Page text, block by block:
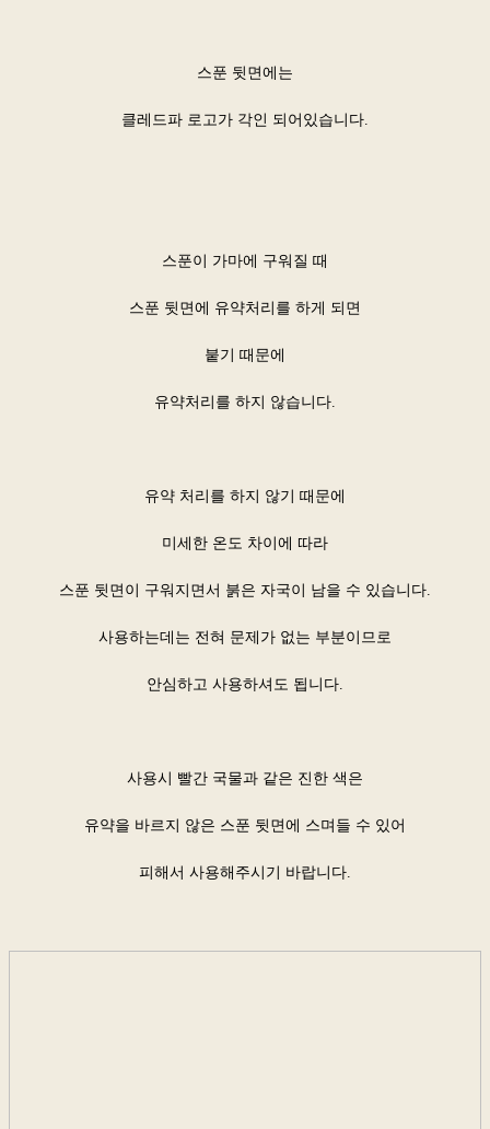
스푼 뒷면에는
클레드파 로고가 각인 되어있습니다.
스푼이 가마에 구워질 때
스푼 뒷면에 유약처리를 하게 되면
붙기 때문에
유약처리를 하지 않습니다.
유약 처리를 하지 않기 때문에
미세한 온도 차이에 따라
스푼 뒷면이 구워지면서 붉은 자국이 남을 수 있습니다.
사용하는데는 전혀 문제가 없는 부분이므로
​​​​안심하고 사용하셔도 됩니다.
사용시 빨간 국물과 같은 진한 색은
유약을 바르지 않은 스푼 뒷면에 스며들 수 있어
​피해서 사용해주시기 바랍니다.